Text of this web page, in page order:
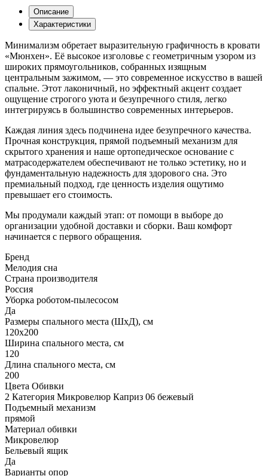
Описание
Характеристики
Минимализм обретает выразительную графичность в кровати
«Мюнхен». Её высокое изголовье с геометричным узором из
широких прямоугольников, собранных изящным
центральным зажимом, — это современное искусство в вашей
спальне. Этот лаконичный, но эффектный акцент создает
ощущение строгого уюта и безупречного стиля, легко
интегрируясь в большинство современных интерьеров.
Каждая линия здесь подчинена идее безупречного качества.
Прочная конструкция, прямой подъемный механизм для
скрытого хранения и наше ортопедическое основание с
матрасодержателем обеспечивают не только эстетику, но и
фундаментальную надежность для здорового сна. Это
премиальный подход, где ценность изделия ощутимо
превышает его стоимость.
Мы продумали каждый этап: от помощи в выборе до
организации удобной доставки и сборки. Ваш комфорт
начинается с первого обращения.
Бренд
Мелодия сна
Страна производителя
Россия
Уборка роботом-пылесосом
Да
Размеры спального места (ШхД), см
120х200
Ширина спального места, см
120
Длина спального места, см
200
Цвета Обивки
2 Категория Микровелюр Каприз 06 бежевый
Подъемный механизм
прямой
Материал обивки
Микровелюр
Бельевый ящик
Да
Варианты опор